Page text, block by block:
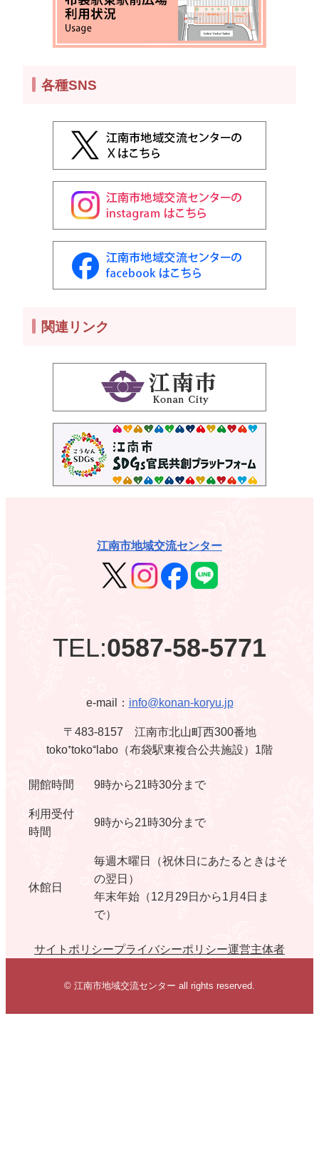
各種SNS
関連リンク
江南市地域交流センター
TEL:0587-58-5771
e-mail： info@konan-koryu.jp
〒483-8157 江南市北山町西300番地
toko⁺toko⁼labo（布袋駅東複合公共施設）1階
開館時間 9時から21時30分まで
利用受付
時間
9時から21時30分まで
休館日
毎週木曜日（祝休日にあたるときはそ
の翌日）
年末年始（12月29日から1月4日ま
で）
サイトポリシープライバシーポリシー運営主体者
© 江南市地域交流センター all rights reserved.